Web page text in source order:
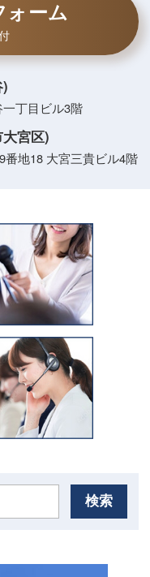
ォーム
丁目ビル3階
宮区)
地18 大宮三貴ビル4階
検索